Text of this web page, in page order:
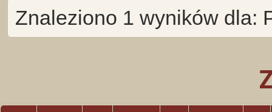
Znaleziono 1 wyników dla: